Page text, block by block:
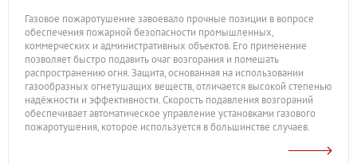
Газовое пожаротушение завоевало прочные позиции в вопросе
обеспечения пожарной безопасности промышленных,
коммерческих и административных объектов. Его применение
позволяет быстро подавить очаг возгорания и помешать
распространению огня. Защита, основанная на использовании
газообразных огнетушащих веществ, отличается высокой степенью
надёжности и эффективности. Скорость подавления возгораний
обеспечивает автоматическое управление установками газового
пожаротушения, которое используется в большинстве случаев.